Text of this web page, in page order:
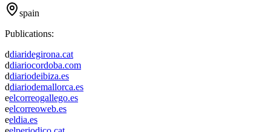
spain
Publications:
ddiaridegirona.cat
ddiariocordoba.com
ddiariodeibiza.es
ddiariodemallorca.es
eelcorreogallego.es
eelcorreoweb.es
eeldia.es